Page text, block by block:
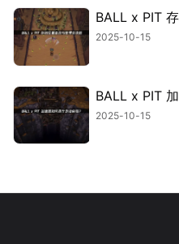
BALL x PIT
2025-10-15
BALL x PIT
2025-10-15